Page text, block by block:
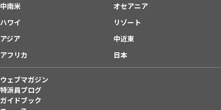
中南米
オセアニア
ハワイ
リゾート
アジア
中近東
アフリカ
日本
ウェブマガジン
特派員ブログ
ガイドブック